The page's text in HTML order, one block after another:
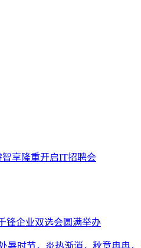
享隆重开启IT招聘会
锋企业双选会圆满举办
暑时节，炎热渐消，秋意冉冉